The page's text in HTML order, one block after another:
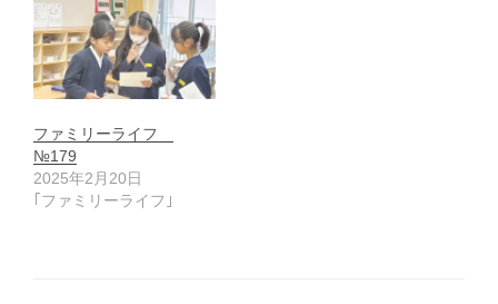
ファミリーライフ
№179
2025年2月20日
｢ファミリーライフ｣